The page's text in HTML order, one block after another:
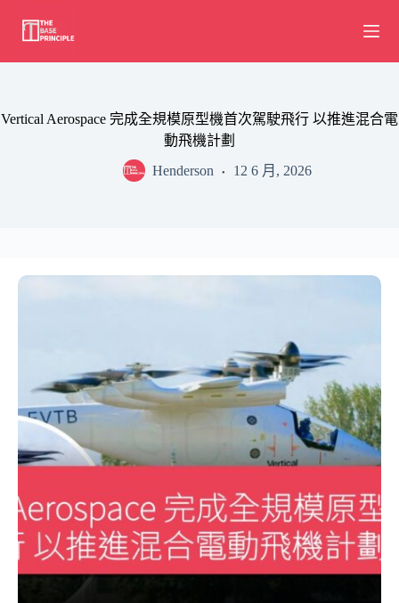
content
Vertical Aerospace 完成全規模原型機首次駕駛飛行 以推進混合電
動飛機計劃
Henderson
12 6 月, 2026